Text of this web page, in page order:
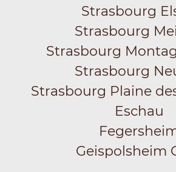
Strasbourg
Strasbourg
Strasbourg
Strasbourg
Strasbourg Plaine
Eschau
Geispolsheim